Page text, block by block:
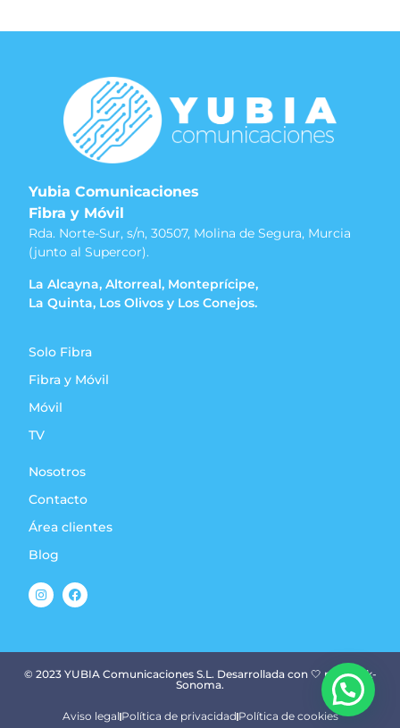
Yubia Comunicaciones
Fibra y Móvil
Rda. Norte-Sur, s/n, 30507, Molina de Segura, Murcia
(junto al Supercor).
La Alcayna, Altorreal, Monteprícipe,
La Quinta, Los Olivos y Los Conejos.
Solo Fibra
Fibra y Móvil
Móvil
TV
Nosotros
Contacto
Área clientes
Blog
© 2023 YUBIA Comunicaciones S.L. Desarrollada con 🤍 por Mark-
Sonoma.
Aviso legalPolítica de privacidadPolítica de cookies